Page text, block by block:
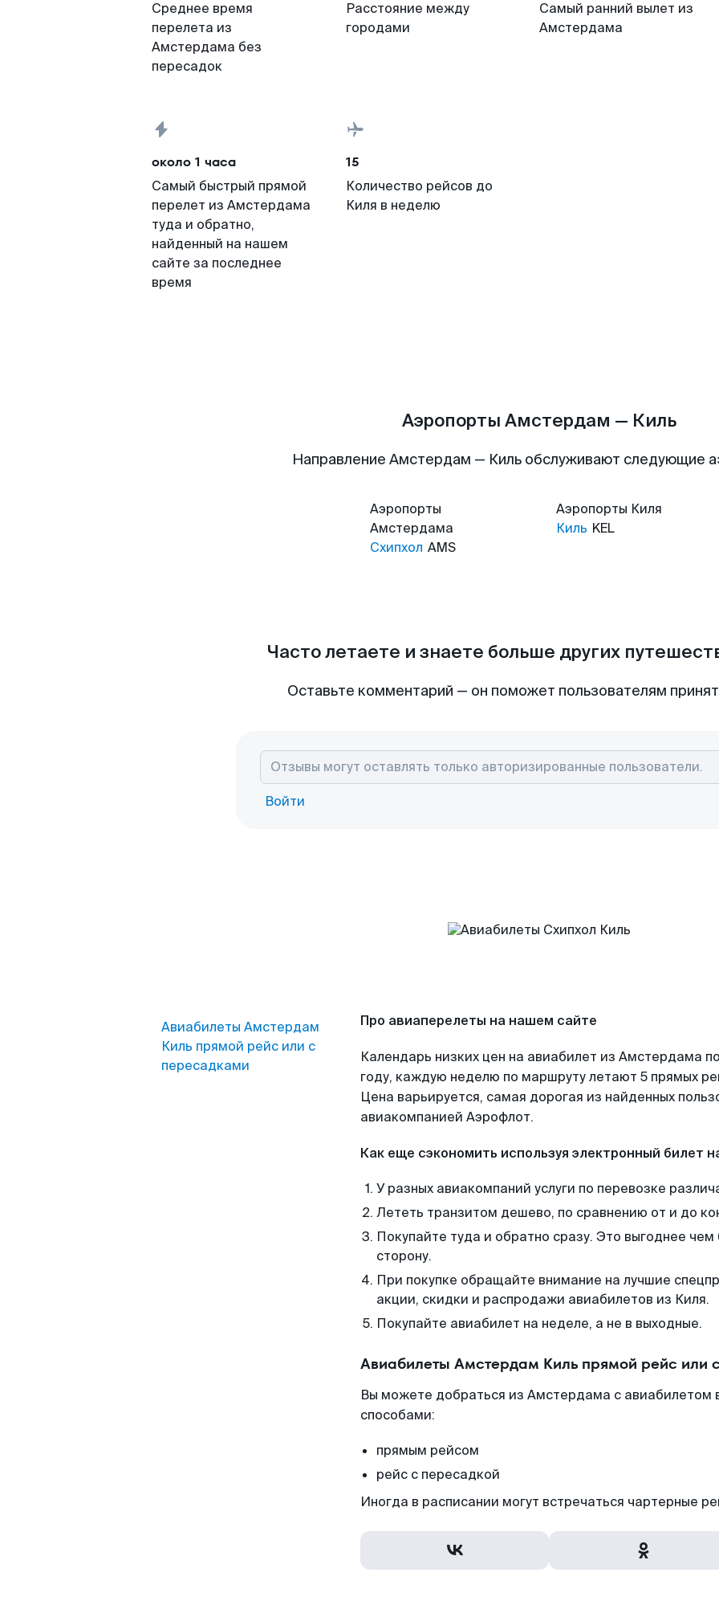
Среднее время
перелета из
Амстердама без
пересадок
Расстояние между
городами
Самый ранний вылет из
Амстердама
около 1 часа
Самый быстрый прямой
перелет из Амстердама
туда и обратно,
найденный на нашем
сайте за последнее
время
15
Количество рейсов до
Киля в неделю
Аэропорты Амстердам — Киль
Направление Амстердам — Киль обслуживают следующие
Аэропорты
Амстердама
Схипхол AMS
Аэропорты Киля
Киль KEL
Часто летаете и знаете больше других
Оставьте комментарий — он поможет пользователям
Войти
Авиабилеты Амстердам
Киль прямой рейс или с
пересадками
Про авиаперелеты на нашем сайте
Календарь низких цен на авиабилет из Амстердама
году, каждую неделю по маршруту летают 5 прямых
Цена варьируется, самая дорогая из найденных
авиакомпанией Аэрофлот.
Как еще сэкономить используя электронный билет
У разных авиакомпаний услуги по перевозке
Лететь транзитом дешево, по сравнению от и до
Покупайте туда и обратно сразу. Это выгоднее
сторону.
При покупке обращайте внимание на лучшие
акции, скидки и распродажи авиабилетов из Киля.
Покупайте авиабилет на неделе, а не в выходные.
Авиабилеты Амстердам Киль прямой рейс или
Вы можете добраться из Амстердама с авиабилетом
способами:
прямым рейсом
рейс с пересадкой
Иногда в расписании могут встречаться чартерные